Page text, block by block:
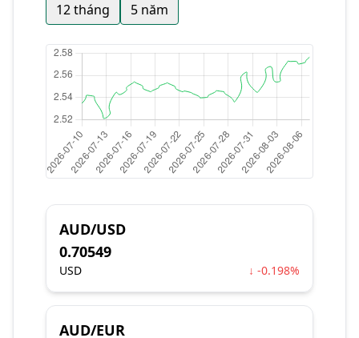
12 tháng
5 năm
AUD/USD
0.70549
USD ↓ -0.198%
AUD/EUR